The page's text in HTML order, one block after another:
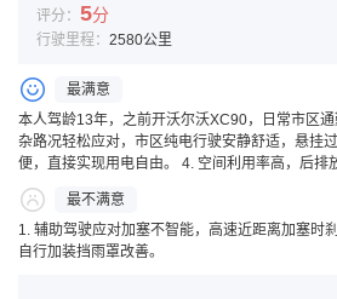
评分： 5分
行驶里程： 2580公里
最满意
本人驾龄13年，之前开沃尔沃XC90，日常市区
杂路况轻松应对，市区纯电行驶安静舒适，悬挂
便，直接实现用电自由。 4. 空间利用率高，后排
最不满意
1. 辅助驾驶应对加塞不智能，高速近距离加塞时
自行加装挡雨罩改善。